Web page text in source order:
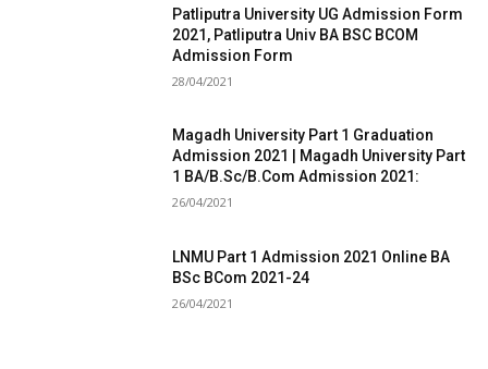
Patliputra University UG Admission Form
2021, Patliputra Univ BA BSC BCOM
Admission Form
28/04/2021
Magadh University Part 1 Graduation
Admission 2021 | Magadh University Part
1 BA/B.Sc/B.Com Admission 2021:
26/04/2021
LNMU Part 1 Admission 2021 Online BA
BSc BCom 2021-24
26/04/2021